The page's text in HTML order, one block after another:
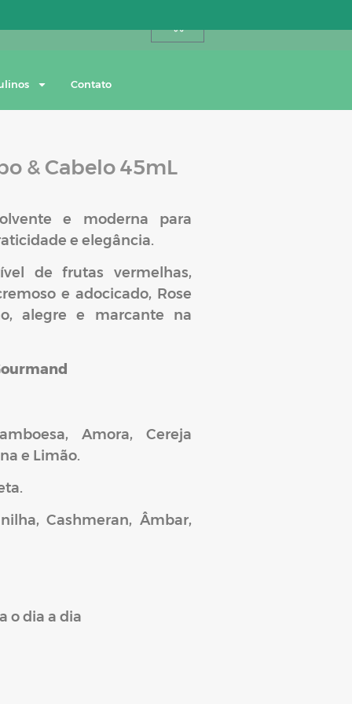
Contato
& Cabelo 45mL
e moderna para
e elegância.
de frutas vermelhas,
e adocicado, Rose
alegre e marcante na
Amora, Cereja
e Limão.
Cashmeran, Âmbar,
o dia a dia